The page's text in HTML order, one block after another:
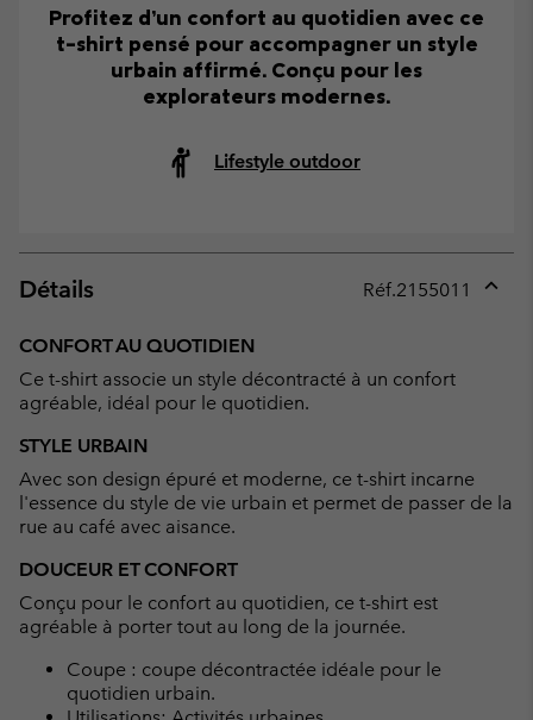
Profitez d’un confort au quotidien avec ce
t-shirt pensé pour accompagner un style
urbain affirmé. Conçu pour les
explorateurs modernes.
Lifestyle outdoor
Détails Réf.2155011
CONFORT AU QUOTIDIEN
Ce t-shirt associe un style décontracté à un confort
agréable, idéal pour le quotidien.
STYLE URBAIN
Avec son design épuré et moderne, ce t-shirt incarne
l'essence du style de vie urbain et permet de passer de la
rue au café avec aisance.
DOUCEUR ET CONFORT
Conçu pour le confort au quotidien, ce t-shirt est
agréable à porter tout au long de la journée.
Coupe : coupe décontractée idéale pour le
quotidien urbain.